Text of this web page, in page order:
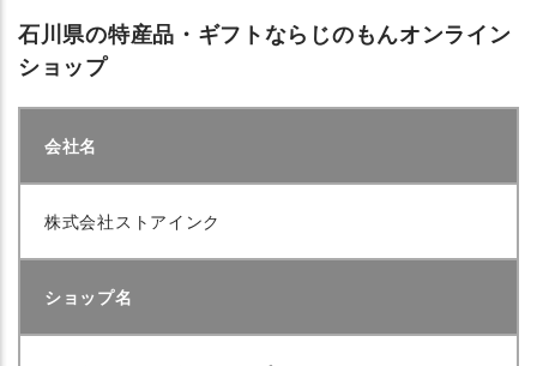
石川県の特産品・ギフトならじのもんオンライン
ショップ
会社名
株式会社ストアインク
ショップ名